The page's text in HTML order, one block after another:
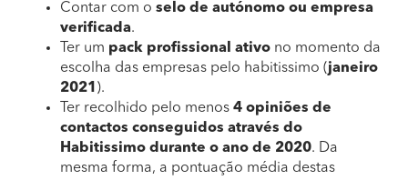
Contar com o selo de autónomo ou empresa
verificada.
Ter um pack profissional ativo no momento da
escolha das empresas pelo habitissimo (janeiro
2021 ).
Ter recolhido pelo menos 4 opiniões de
contactos conseguidos através do
Habitissimo durante o ano de 2020. Da
mesma forma, a pontuação média destas